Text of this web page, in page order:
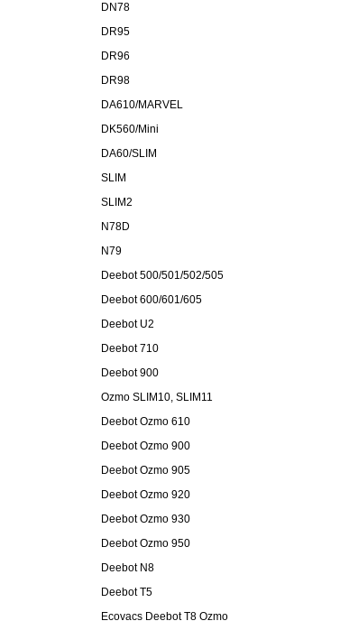
DN78
DR95
DR96
DR98
DA610/MARVEL
DK560/Mini
DA60/SLIM
SLIM
SLIM2
N78D
N79
Deebot 500/501/502/505
Deebot 600/601/605
Deebot U2
Deebot 710
Deebot 900
Ozmo SLIM10, SLIM11
Deebot Ozmo 610
Deebot Ozmo 900
Deebot Ozmo 905
Deebot Ozmo 920
Deebot Ozmo 930
Deebot Ozmo 950
Deebot N8
Deebot T5
Ecovacs Deebot T8 Ozmo